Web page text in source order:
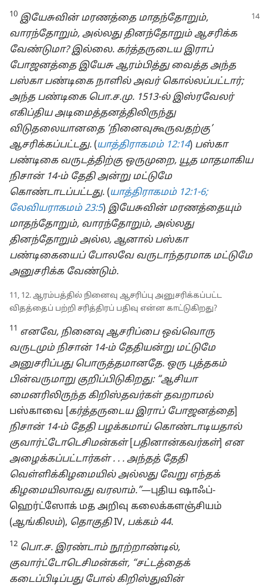
10 இயேசுவின் மரணத்தை மாதந்தோறும்,
வாரந்தோறும், அல்லது தினந்தோறும் ஆசரிக்க
வேண்டுமா? இல்லை. கர்த்தருடைய இராப்
போஜனத்தை இயேசு ஆரம்பித்து வைத்த அந்த
பஸ்கா பண்டிகை நாளில் அவர் கொல்லப்பட்டார்;
அந்த பண்டிகை பொ.ச.மு. 1513-⁠ல் இஸ்ரவேலர்
எகிப்திய அடிமைத்தனத்திலிருந்து
விடுதலையானதை ‘நினைவுகூருவதற்கு’
ஆசரிக்கப்பட்டது. (யாத்திராகமம் 12:14) பஸ்கா
பண்டிகை வருடத்திற்கு ஒருமுறை, யூத மாதமாகிய
நிசான் 14-⁠ம் தேதி அன்று மட்டுமே
கொண்டாடப்பட்டது. (யாத்திராகமம் 12:1-6;
லேவியராகமம் 23:5) இயேசுவின் மரணத்தையும்
மாதந்தோறும், வாரந்தோறும், அல்லது
தினந்தோறும் அல்ல, ஆனால் பஸ்கா
பண்டிகையைப் போலவே வருடாந்தரமாக மட்டுமே
அனுசரிக்க வேண்டும்.
11, 12. ஆரம்பத்தில் நினைவு ஆசரிப்பு அனுசரிக்கப்பட்ட
விதத்தைப் பற்றி சரித்திரப் பதிவு என்ன காட்டுகிறது?
11 எனவே, நினைவு ஆசரிப்பை ஒவ்வொரு
வருடமும் நிசான் 14-⁠ம் தேதியன்று மட்டுமே
அனுசரிப்பது பொருத்தமானதே. ஒரு புத்தகம்
பின்வருமாறு குறிப்பிடுகிறது: “ஆசியா
மைனரிலிருந்த கிறிஸ்தவர்கள் தவறாமல்
பஸ்காவை [கர்த்தருடைய இராப் போஜனத்தை]
நிசான் 14-⁠ம் தேதி பழக்கமாய் கொண்டாடியதால்
குவார்ட்டோடெசிமன்கள்[பதினான்கவர்கள்] என
அழைக்கப்பட்டார்கள் . . . அந்தத் தேதி
வெள்ளிக்கிழமையில் அல்லது வேறு எந்தக்
கிழமையிலாவது வரலாம்.”​—⁠புதிய ஷாஃப்-
ஹெர்ட்ஸோக் மத அறிவு கலைக்களஞ்சியம்
(ஆங்கிலம்), தொகுதிIV, பக்கம் 44.
12 பொ.ச. இரண்டாம் நூற்றாண்டில்,
குவார்ட்டோடெசிமன்கள், “சட்டத்தைக்
கடைப்பிடிப்பது போல் கிறிஸ்துவின்